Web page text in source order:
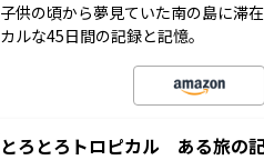
子供の頃から夢見ていた南の島に滞
カルな45日間の記録と記憶。
とろとろトロピカル ある旅の